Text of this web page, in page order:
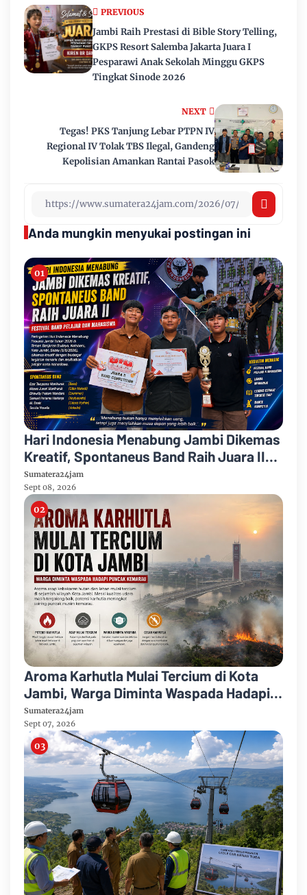
NEXT
Tegas! PKS Tanjung Lebar PTPN IV
Regional IV Tolak TBS Ilegal, Gandeng
Kepolisian Amankan Rantai Pasok
PREVIOUS
Jambi Raih Prestasi di Bible Story Telling,
GKPS Resort Salemba Jakarta Juara I
Pesparawi Anak Sekolah Minggu GKPS
Tingkat Sinode 2026
Anda mungkin menyukai postingan ini
Hari Indonesia Menabung Jambi Dikemas
Kreatif, Spontaneus Band Raih Juara II
Festival Band Pelajar dan Mahasiswa
Sumatera24jam
Sept 08, 2026
Aroma Karhutla Mulai Tercium di Kota
Jambi, Warga Diminta Waspada Hadapi
Puncak Kemarau
Sumatera24jam
Sept 07, 2026